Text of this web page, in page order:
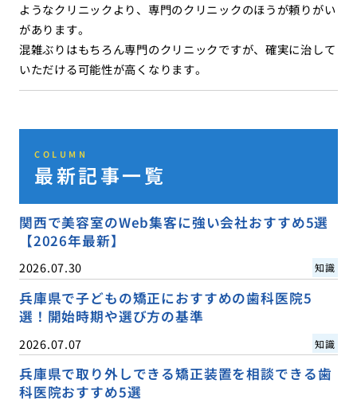
ようなクリニックより、専門のクリニックのほうが頼りがい
があります。
混雑ぶりはもちろん専門のクリニックですが、確実に治して
いただける可能性が高くなります。
COLUMN
最新記事一覧
関西で美容室のWeb集客に強い会社おすすめ5選
【2026年最新】
2026.07.30 知識
兵庫県で子どもの矯正におすすめの歯科医院5
選！開始時期や選び方の基準
2026.07.07 知識
兵庫県で取り外しできる矯正装置を相談できる歯
科医院おすすめ5選